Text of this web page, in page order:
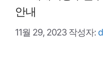
안내
11월 29, 2023 작성자: